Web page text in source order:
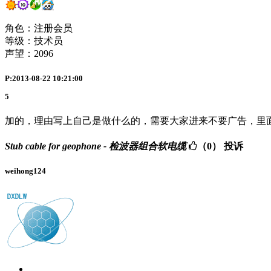
角色：注册会员
等级：技术员
声望： 2096
P:2013-08-22 10:21:00
5
加的，理由写上自己是做什么的，需要大家进来不要广告，里
Stub cable for geophone - 检波器组合软电缆 （0） 投诉
weihong124